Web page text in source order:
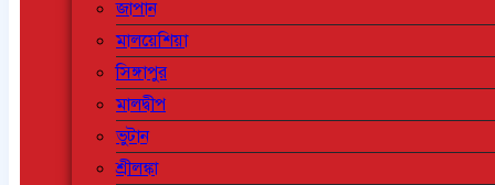
জাপান
মালয়েশিয়া
সিঙ্গাপুর
মালদ্বীপ
ভুটান
শ্রীলঙ্কা